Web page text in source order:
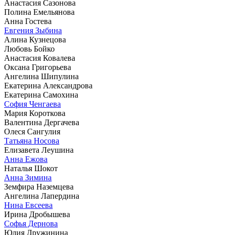
Анастасия Сазонова
Полина Емельянова
Анна Гостева
Евгения Зыбина
Алина Кузнецова
Любовь Бойко
Анастасия Ковалева
Оксана Григорьева
Ангелина Шипулина
Екатерина Александрова
Екатерина Самохина
София Ченгаева
Мария Короткова
Валентина Дергачева
Олеся Сангулия
Татьяна Носова
Елизавета Леушина
Анна Ежова
Наталья Шокот
Анна Зимина
Земфира Наземцева
Ангелина Лапердина
Нина Евсеева
Ирина Дробышева
Софья Дернова
Юлия Дружинина